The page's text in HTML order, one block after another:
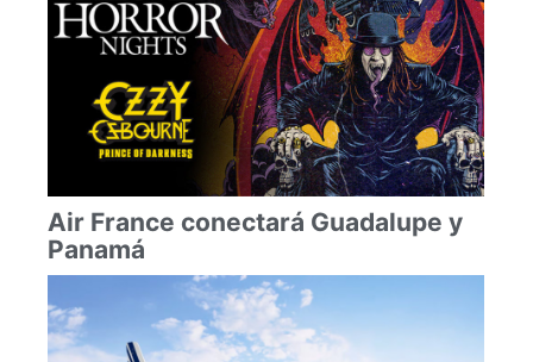
Air France conectará Guadalupe y
Panamá